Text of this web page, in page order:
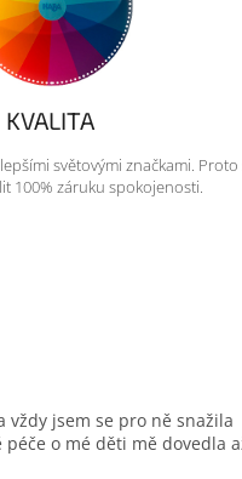
KVALITA
světovými značkami. Proto
100% záruku spokojenosti.
vždy jsem se pro ně snažila
o mé děti mě dovedla